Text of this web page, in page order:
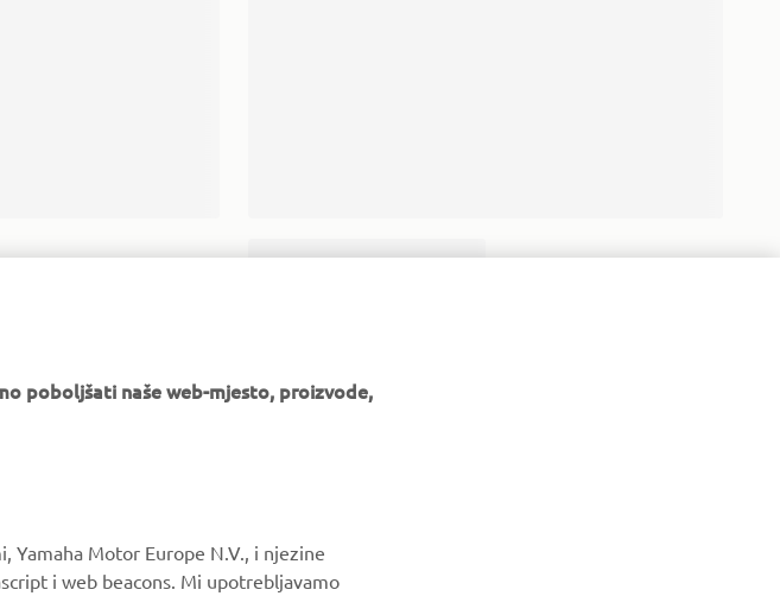
poboljšati naše web-mjesto, proizvode,
Yamaha Motor Europe N.V., i njezine
i web beacons. Mi upotrebljavamo